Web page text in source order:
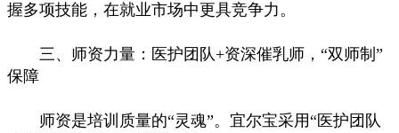
握多项技能，在就业市场中更具竞争力。
三、师资力量：医护团队+资深催乳师，“双师制”
保障
师资是培训质量的“灵魂”。宜尔宝采用“医护团队